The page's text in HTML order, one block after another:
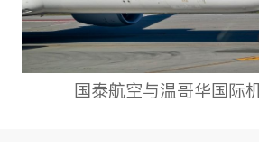
国泰航空与温哥华国际